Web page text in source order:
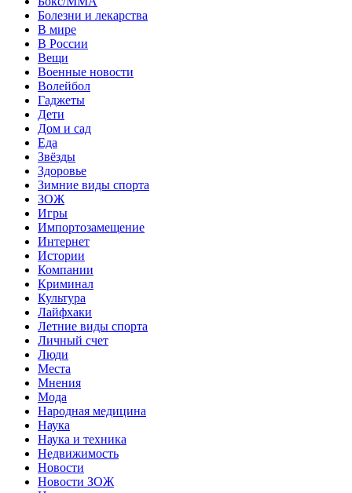
Болезни и лекарства
В мире
В России
Вещи
Военные новости
Волейбол
Гаджеты
Дети
Дом и сад
Еда
Звёзды
Здоровье
Зимние виды спорта
ЗОЖ
Игры
Импортозамещение
Интернет
Истории
Компании
Криминал
Культура
Лайфхаки
Летние виды спорта
Личный счет
Люди
Места
Мнения
Мода
Народная медицина
Наука
Наука и техника
Недвижимость
Новости
Новости ЗОЖ